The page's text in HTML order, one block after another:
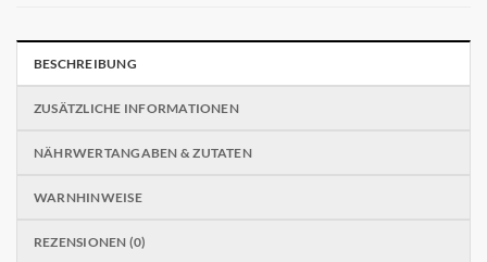
BESCHREIBUNG
ZUSÄTZLICHE INFORMATIONEN
NÄHRWERTANGABEN & ZUTATEN
WARNHINWEISE
REZENSIONEN (0)